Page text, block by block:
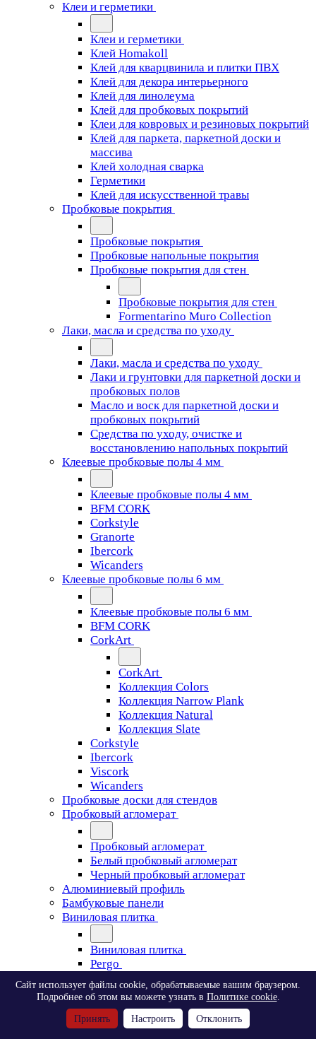
Клеи и герметики
Клеи и герметики
Клей Homakoll
Клей для кварцвинила и плитки ПВХ
Клей для декора интерьерного
Клей для линолеума
Клей для пробковых покрытий
Клеи для ковровых и резиновых покрытий
Клей для паркета, паркетной доски и
массива
Клей холодная сварка
Герметики
Клей для искусственной травы
Пробковые покрытия
Пробковые покрытия
Пробковые напольные покрытия
Пробковые покрытия для стен
Пробковые покрытия для стен
Formentarino Muro Collection
Лаки, масла и средства по уходу
Лаки, масла и средства по уходу
Лаки и грунтовки для паркетной доски и
пробковых полов
Масло и воск для паркетной доски и
пробковых покрытий
Средства по уходу, очистке и
восстановлению напольных покрытий
Клеевые пробковые полы 4 мм
Клеевые пробковые полы 4 мм
BFM CORK
Corkstyle
Granorte
Ibercork
Wicanders
Клеевые пробковые полы 6 мм
Клеевые пробковые полы 6 мм
BFM CORK
CorkArt
CorkArt
Коллекция Colors
Коллекция Narrow Plank
Коллекция Natural
Коллекция Slate
Corkstyle
Ibercork
Viscork
Wicanders
Пробковые доски для стендов
Пробковый агломерат
Пробковый агломерат
Белый пробковый агломерат
Черный пробковый агломерат
Алюминиевый профиль
Бамбуковые панели
Виниловая плитка
Виниловая плитка
Pergo
Pergo
Classic Plank Optimum Glue
Modern Plank Optimum Glue
Сайт использует файлы cookie, обрабатываемые вашим браузером.
Подробнее об этом вы можете узнать в Политике cookie.
Принять Настроить Отклонить